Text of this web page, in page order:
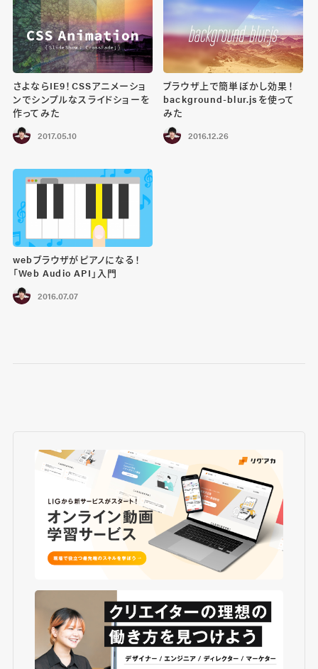
さよならIE9！CSSアニメーショ
ンでシンプルなスライドショーを
作ってみた
2017.05.10
ブラウザ上で簡単ぼかし効果！
background-blur.jsを使って
みた
2016.12.26
webブラウザがピアノになる！
「Web Audio API」入門
2016.07.07